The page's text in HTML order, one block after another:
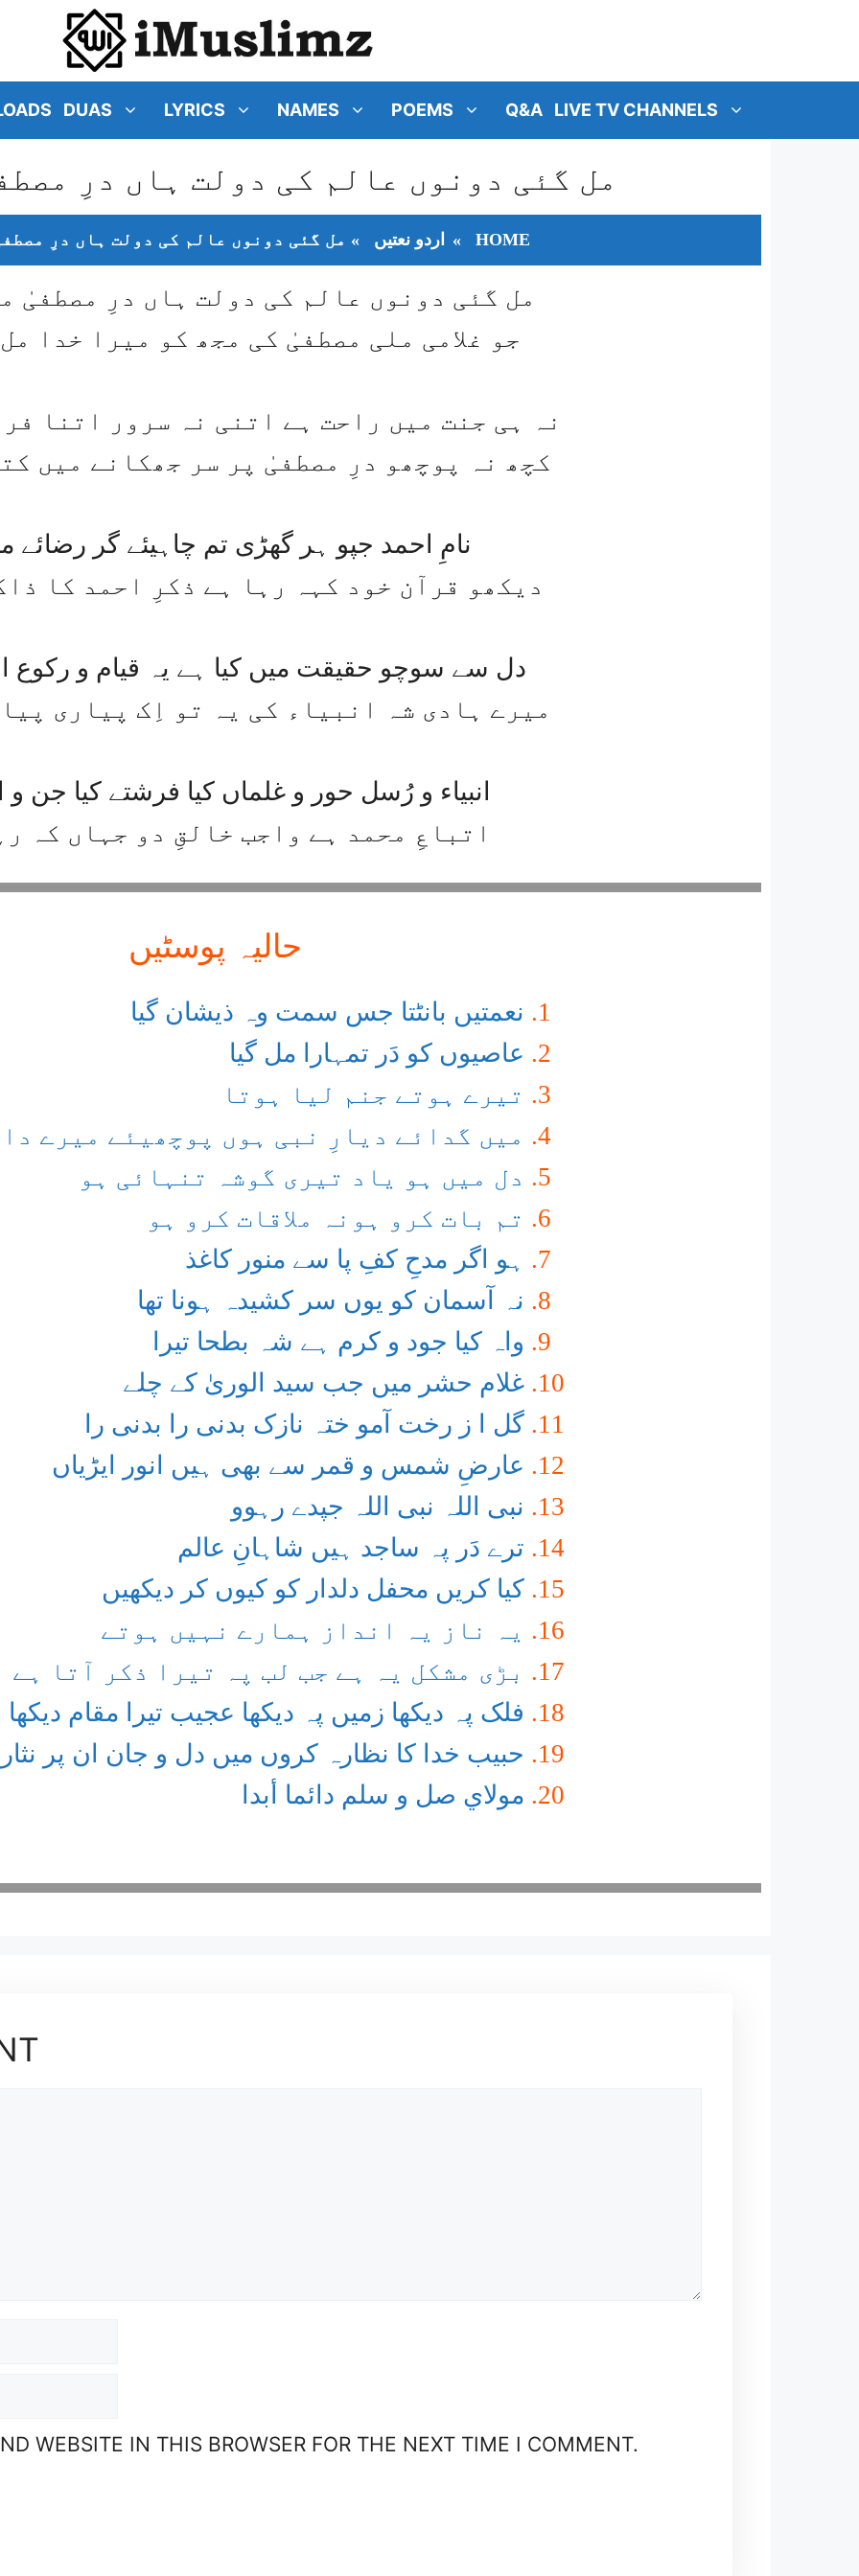
DUAS LYRICS NAMES POEMS Q&A LIVE TV CHANNELS
مل گئی دونوں عالم کی دولت ہاں درِ
HOME
» اردو نعتیں » مل گئی دونوں عالم کی دولت ہاں درِ
مل گئی دونوں عالم کی دولت ہاں درِ مصطفیٰ
جو غلامی ملی مصطفیٰ کی مجھ کو میرا خدا
نہ ہی جنت میں راحت ہے اتنی نہ سرور اتنا
کچھ نہ پوچھو درِ مصطفیٰ پر سر جھکانے میں
نامِ احمد جپو ہر گھڑی تم چاہیئے گر رضائے
دیکھو قرآن خود کہہ رہا ہے ذکرِ احمد کا
دل سے سوچو حقیقت میں کیا ہے یہ قیام و رکوع
میرے ہادی شہ انبیاء کی یہ تو اِک پیاری
انبیاء و رُسل حور و غلماں کیا فرشتے کیا جن و
اتباعِ محمد ہے واجب خالقِ دو جہاں کہ
حالیہ پوسٹیں
نعمتیں بانٹتا جس سمت وہ ذیشان گیا
عاصیوں کو دَر تمہارا مل گیا
تیرے ہوتے جنم لیا ہوتا
میں گدائے دیارِ نبی ہوں پوچھیئے میرے
دل میں ہو یاد تیری گوشہ تنہائی ہو
تم بات کرو ہونہ ملاقات کرو ہو
ہو اگر مدحِ کفِ پا سے منور کاغذ
نہ آسمان کو یوں سر کشیدہ ہونا تھا
واہ کیا جود و کرم ہے شہ بطحا تیرا
غلام حشر میں جب سید الوریٰ کے چلے
گل ا ز رخت آمو ختہ نازک بدنی را بدنی را
عارضِ شمس و قمر سے بھی ہیں انور ایڑیاں
نبی اللہ نبی اللہ جپدے رہوو
ترے دَر پہ ساجد ہیں شاہانِ عالم
کیا کریں محفل دلدار کو کیوں کر دیکھیں
یہ ناز یہ انداز ہمارے نہیں ہوتے
بڑی مشکل یہ ہے جب لب پہ تیرا ذکر آتا ہے
فلک پہ دیکھا زمیں پہ دیکھا عجیب تیرا مقام دیکھا
حبیب خدا کا نظارہ کروں میں دل و جان ان پر
مولاي صل و سلم دائما أبدا
WEBSITE IN THIS BROWSER FOR THE NEXT TIME I COMMENT.